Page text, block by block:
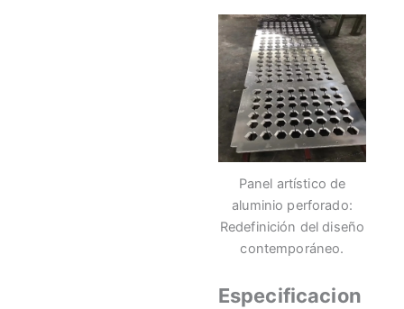
Panel artístico de
aluminio perforado:
Redefinición del diseño
contemporáneo.
Especificacion